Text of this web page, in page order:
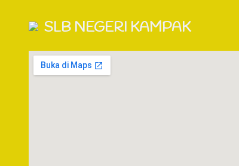
SLB NEGERI KAMPAK